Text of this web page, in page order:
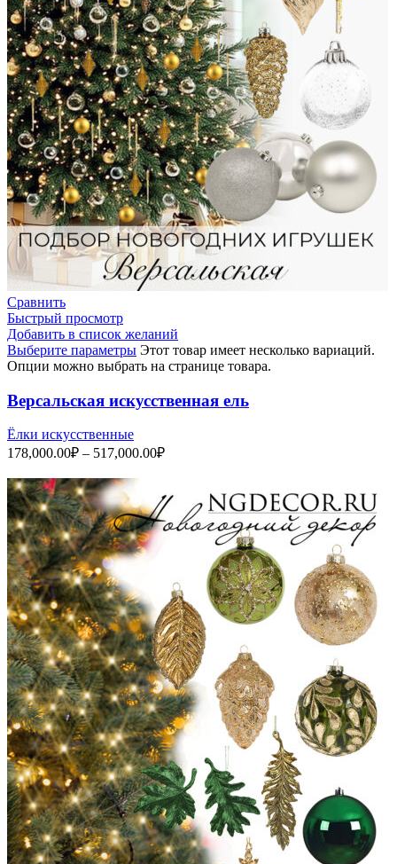
Сравнить
Быстрый просмотр
Добавить в список желаний
Выберите параметры Этот товар имеет несколько вариаций.
Опции можно выбрать на странице товара.
Версальская искусственная ель
Ёлки искусственные
178,000.00₽ – 517,000.00₽